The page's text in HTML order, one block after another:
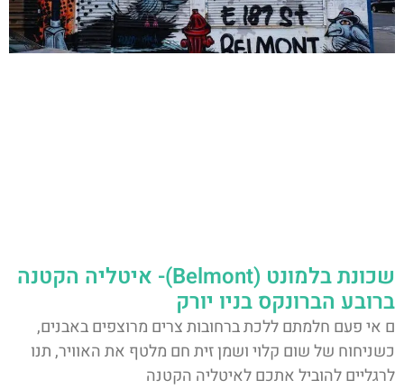
שכונת בלמונט (Belmont)- איטליה הקטנה
ברובע הברונקס בניו יורק
ם אי פעם חלמתם ללכת ברחובות צרים מרוצפים באבנים,
כשניחוח של שום קלוי ושמן זית חם מלטף את האוויר, תנו
לרגליים להוביל אתכם לאיטליה הקטנה